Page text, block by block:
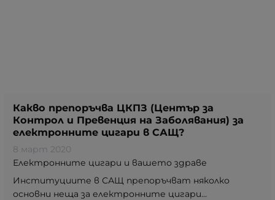
Какво препоръчва ЦКПЗ (Център за
Контрол и Превенция на Заболявания) за
електронните цигари в САЩ?
8 март 2020
Електронните цигари и вашето здраве
Институциите в САЩ препоръчват няколко
основни неща за електронните цигари...